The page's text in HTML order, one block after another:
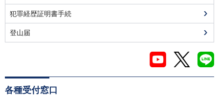
犯罪経歴証明書手続
登山届
各種受付窓口